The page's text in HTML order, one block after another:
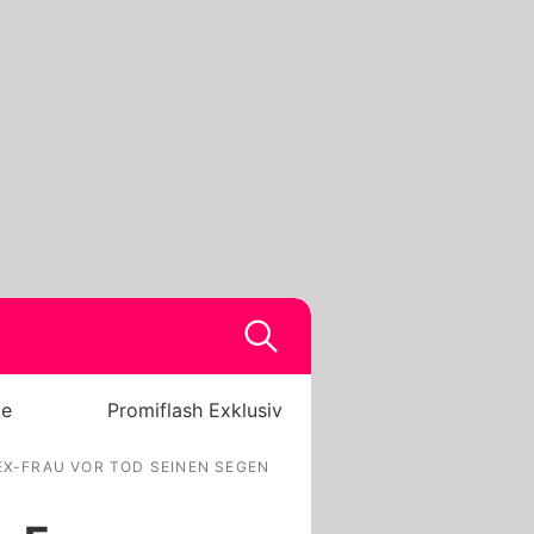
Promiflash Exklusiv
FRAU VOR TOD SEINEN SEGEN